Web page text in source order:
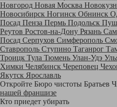
Новгород Новая Москва
Новосибирск Ногинск Обнинск
Посад Пенза Пермь Подольск
Реутов Ростов-на-Дону Рязань
Посад Серпухов Симферополь
Ставрополь Ступино Таганрог
Троицк Тула Тюмень Улан-Удэ
Химки Челябинск Череповец
Якутск Ярославль
Откройте Бюро чистоты Братьев
нашей франшизе
Кто приедет убирать